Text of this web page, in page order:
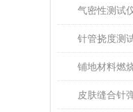
气密性测试
针管挠度测
铺地材料燃
皮肤缝合针